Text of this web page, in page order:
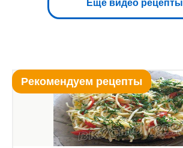
Еще видео рецепты
Рекомендуем рецепты